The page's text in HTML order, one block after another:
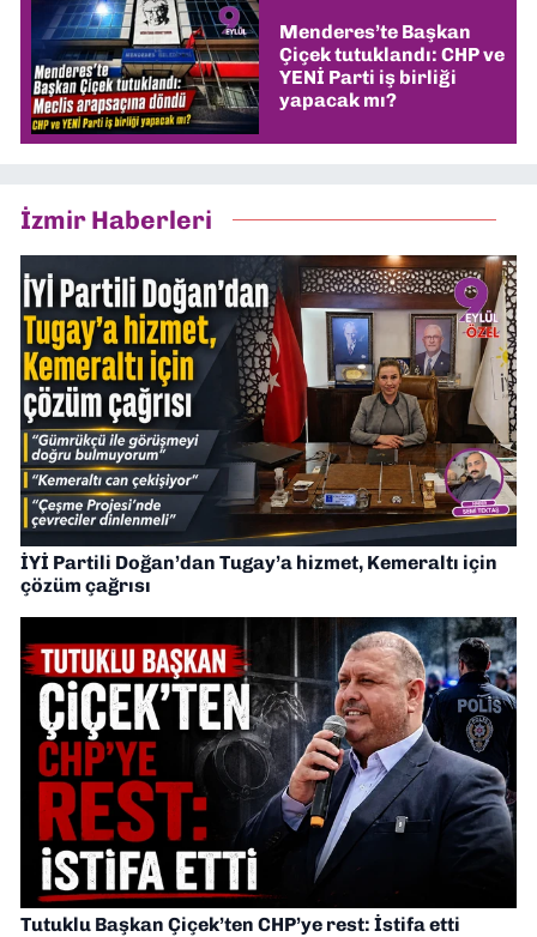
Menderes’te Başkan
Çiçek tutuklandı: CHP ve
YENİ Parti iş birliği
yapacak mı?
İzmir Haberleri
İYİ Partili Doğan’dan Tugay’a hizmet, Kemeraltı için
çözüm çağrısı
Tutuklu Başkan Çiçek’ten CHP’ye rest: İstifa etti